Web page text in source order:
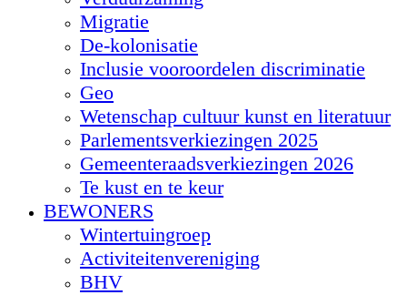
Migratie
De-kolonisatie
Inclusie vooroordelen discriminatie
Geo
Wetenschap cultuur kunst en literatuur
Parlementsverkiezingen 2025
Gemeenteraadsverkiezingen 2026
Te kust en te keur
BEWONERS
Wintertuingroep
Activiteitenvereniging
BHV